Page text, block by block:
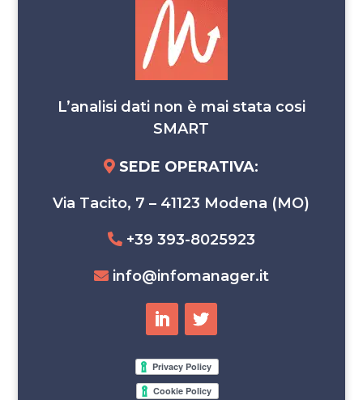
L’analisi dati non è mai stata cosi
SMART
SEDE OPERATIVA:
Via Tacito, 7 – 41123 Modena (MO)
+39 393-8025923
info@infomanager.it